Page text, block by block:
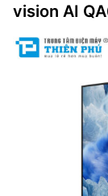
vision AI